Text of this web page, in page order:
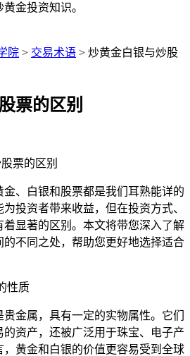
金投资知识。
院 > 交易术语 > 炒黄金白银与炒股
票的区别
票的区别
、白银和股票都是我们耳熟能详的
投资者带来收益，但在投资方式、
显著的区别。本文将带您深入了解
不同之处，帮助您更好地选择适合
性质
金属，具有一定的实物属性。它们
资产，还被广泛用于珠宝、电子产
黄金和白银的价值更容易受到全球